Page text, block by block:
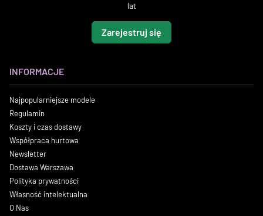
lat
Zarejestruj się
INFORMACJE
Najpopularniejsze modele
Regulamin
Koszty i czas dostawy
Współpraca hurtowa
Newsletter
Dostawa Warszawa
Polityka prywatności
Własność intelektualna
O Nas